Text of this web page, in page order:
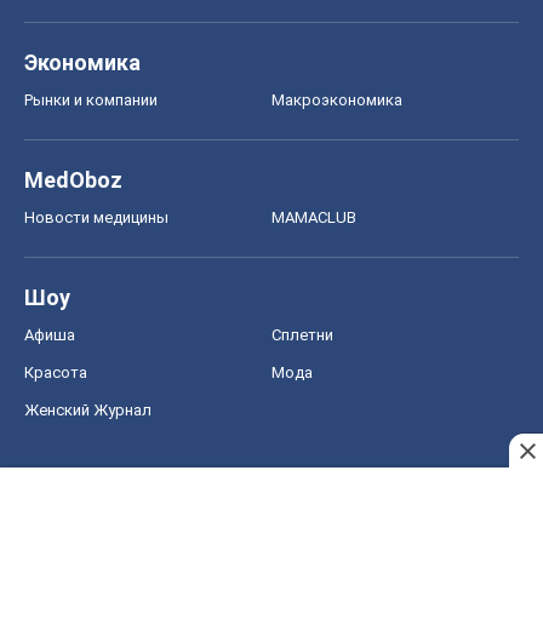
Экономика
Рынки и компании Mакроэкономика
MedOboz
Новости медицины MAMACLUB
Шоу
Афиша Сплетни
Красота Мода
Женский Журнал